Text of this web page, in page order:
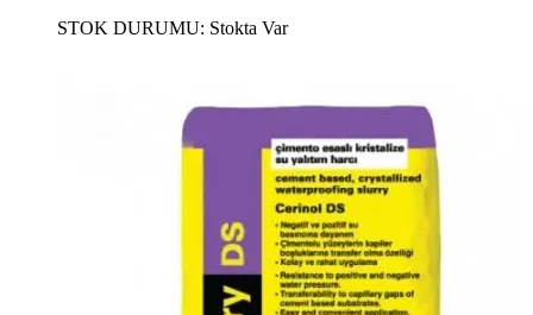
STOK DURUMU: Stokta Var